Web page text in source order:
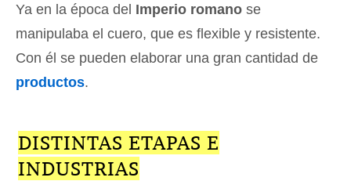
Ya en la época del Imperio romano se
manipulaba el cuero, que es flexible y resistente.
Con él se pueden elaborar una gran cantidad de
productos.
DISTINTAS ETAPAS E
INDUSTRIAS